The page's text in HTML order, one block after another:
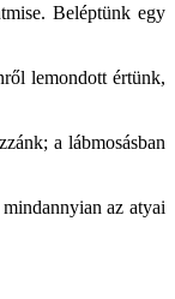
Beléptünk egy
lemondott értünk,
a lábmosásban
az atyai